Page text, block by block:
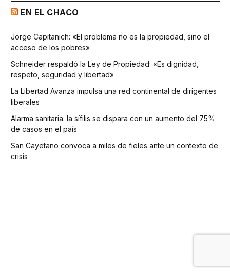
EN EL CHACO
Jorge Capitanich: «El problema no es la propiedad, sino el
acceso de los pobres»
Schneider respaldó la Ley de Propiedad: «Es dignidad,
respeto, seguridad y libertad»
La Libertad Avanza impulsa una red continental de dirigentes
liberales
Alarma sanitaria: la sífilis se dispara con un aumento del 75%
de casos en el país
San Cayetano convoca a miles de fieles ante un contexto de
crisis